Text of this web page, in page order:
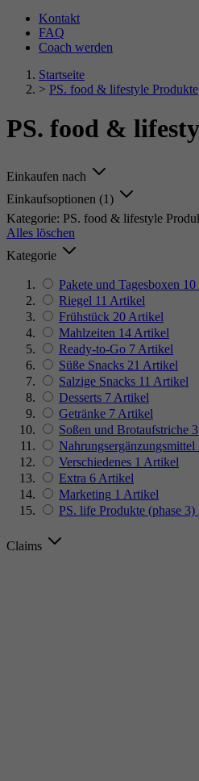
Kontakt
FAQ
Coach werden
Startseite
> PS. food & lifestyle Produkte
PS. food &
Einkaufen nach
Einkaufsoptionen (1)
Kategorie: PS. food & lifestyle
Alles löschen
Kategorie
Pakete und Tagesboxen 10
Riegel 11 Artikel
Frühstück 20 Artikel
Mahlzeiten 14 Artikel
Ready-to-Go 7 Artikel
Süße Snacks 21 Artikel
Salzige Snacks 11 Artikel
Desserts 7 Artikel
Getränke 7 Artikel
Soßen und Brotaufstriche 3
Nahrungsergänzungsmittel
Verschiedenes 1 Artikel
Extra 6 Artikel
Marketing 1 Artikel
PS. life Produkte (phase 3)
Claims